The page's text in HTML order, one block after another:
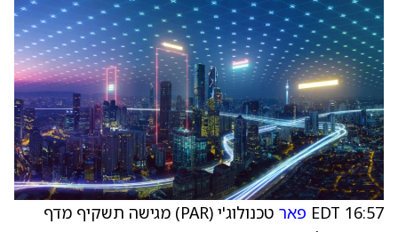
16:57 EDT פאר
טכנולוג'י (PAR) מגישה תשקיף מדף